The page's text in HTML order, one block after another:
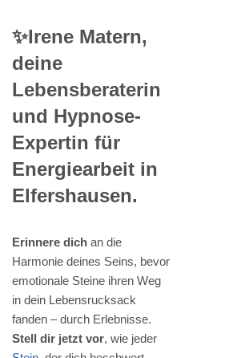
✨Irene Matern,
deine
Lebensberaterin
und Hypnose-
Expertin für
Energiearbeit in
Elfershausen.
Erinnere dich an die
Harmonie deines Seins, bevor
emotionale Steine ihren Weg
in dein Lebensrucksack
fanden – durch Erlebnisse.
Stell dir jetzt vor, wie jeder